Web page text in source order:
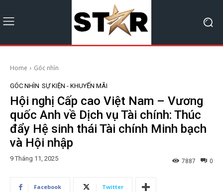
Home Góc nhìn
GÓC NHÌN SỰ KIỆN - KHUYẾN MÃI
Hội nghị Cấp cao Việt Nam – Vương
quốc Anh về Dịch vụ Tài chính: Thúc
đẩy Hệ sinh thái Tài chính Minh bạch
và Hội nhập
9 Tháng 11, 2025 0
7887
Facebook Twitter